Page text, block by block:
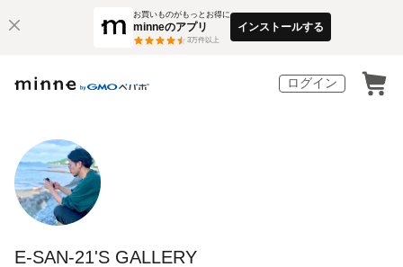
お買いものがもっとお得に
minneのアプリ
3万件以上
インストールする
ログイン
E-SAN-21'S GALLERY